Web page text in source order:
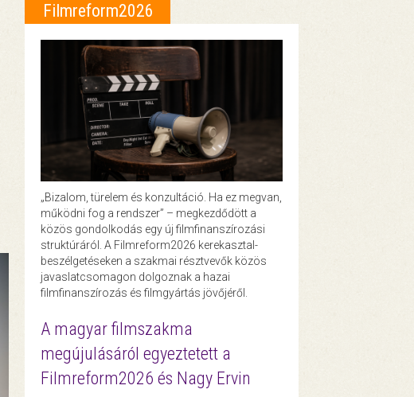
Filmreform2026
„Bizalom, türelem és konzultáció. Ha ez megvan,
működni fog a rendszer” – megkezdődött a
közös gondolkodás egy új filmfinanszírozási
struktúráról. A Filmreform2026 kerekasztal-
beszélgetéseken a szakmai résztvevők közös
javaslatcsomagon dolgoznak a hazai
filmfinanszírozás és filmgyártás jövőjéről.
A magyar filmszakma
megújulásáról egyeztetett a
Filmreform2026 és Nagy Ervin